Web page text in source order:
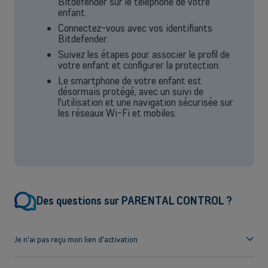
Découvrir nos services
OU
Grandes entreprises
Vous cherchez des solutions pour les grandes entreprises ? Laissez-
vous conseiller par l'un de nos experts commerciaux lors d'un rendez-
vous dédié.
enfant.
Connectez-vous avec vos identifiants
Bitdefender.
Suivez les étapes pour associer le profil de
votre enfant et configurer la protection.
Le smartphone de votre enfant est
désormais protégé, avec un suivi de
l'utilisation et une navigation sécurisée sur
les réseaux Wi-Fi et mobiles.
Des questions sur PARENTAL CONTROL ?
Je n'ai pas reçu mon lien d'activation
Appelez le service d'assistance 777 pour qu'il vous renvoie